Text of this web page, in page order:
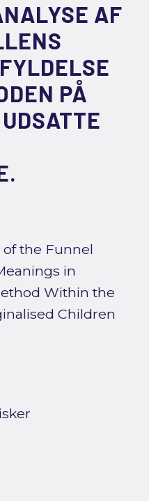
AF
PÅ
of the Funnel
in
Within the
Children